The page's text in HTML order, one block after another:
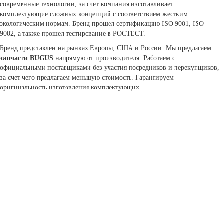
современные технологии, за счет компания изготавливает
комплектующие сложных концепций с соответствием жестким
экологическим нормам. Бренд прошел сертификацию ISO 9001, ISO
9002, а также прошел тестирование в РОСТЕСТ.
Бренд представлен на рынках Европы, США и России. Мы предлагаем
запчасти BUGUS напрямую от производителя. Работаем с
официальными поставщиками без участия посредников и перекупщиков,
за счет чего предлагаем меньшую стоимость. Гарантируем
оригинальность изготовления комплектующих.